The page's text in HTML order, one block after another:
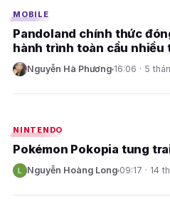
MOBILE
Pandoland chính thức
hành trình toàn cầu nhiều
N Nguyễn Hà Phương 16:06 · 5
NINTENDO
Pokémon Pokopia tung
N Nguyễn Hoàng Long 09:17 · 14